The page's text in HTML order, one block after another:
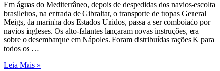
Em águas do Mediterrâneo, depois de despedidas dos navios-escolta
brasileiros, na entrada de Gibraltar, o transporte de tropas General
Meigs, da marinha dos Estados Unidos, passa a ser comboiado por
navios ingleses. Os alto-falantes lançaram novas instruções, era
sobre o desembarque em Nápoles. Foram distribuídas rações K para
todos os …
Leia Mais »